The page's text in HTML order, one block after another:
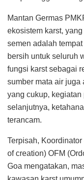
Mantan Germas
ekosistem karst,
semen adalah
bersih untuk seluruh
fungsi karst sebagai
sumber mata air juga
yang cukup,
selanjutnya,
terancam.
Terpisah,
of creation) OFM
Goa mengatakan,